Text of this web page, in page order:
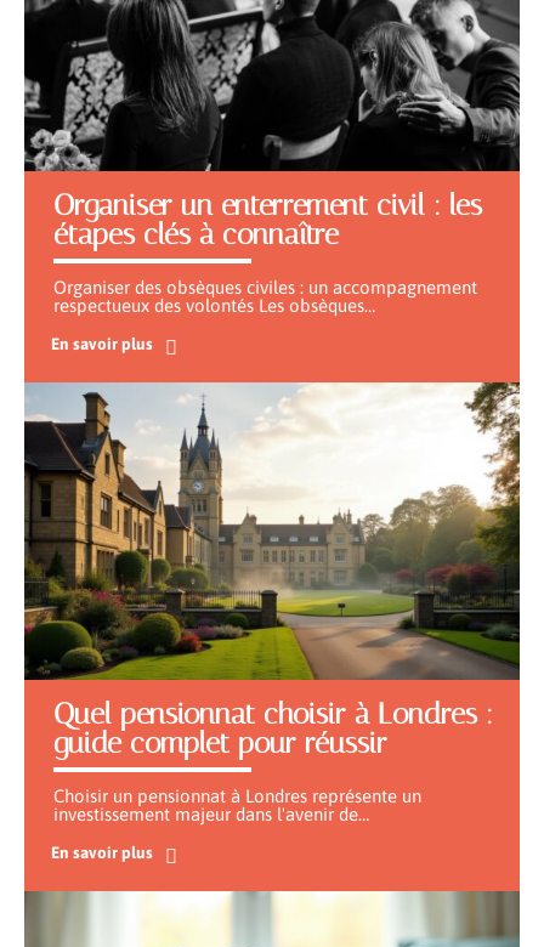
Organiser un enterrement civil : les
étapes clés à connaître
Organiser des obsèques civiles : un accompagnement
respectueux des volontés Les obsèques…
En savoir plus
Quel pensionnat choisir à Londres :
guide complet pour réussir
Choisir un pensionnat à Londres représente un
investissement majeur dans l'avenir de…
En savoir plus